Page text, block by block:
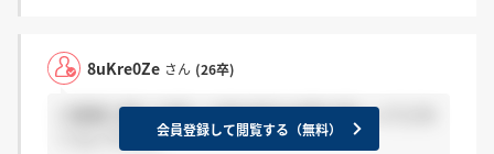
8uKre0Ze さん (26卒)
三菱重工業と比較した時の給与水準の違いってどの
くらいですか。会員登録して閲覧する（無料）